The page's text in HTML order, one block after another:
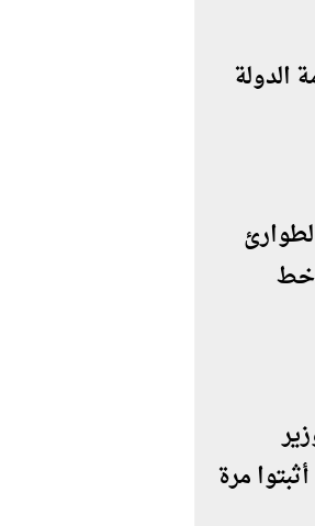
الدولة
خط
مرة